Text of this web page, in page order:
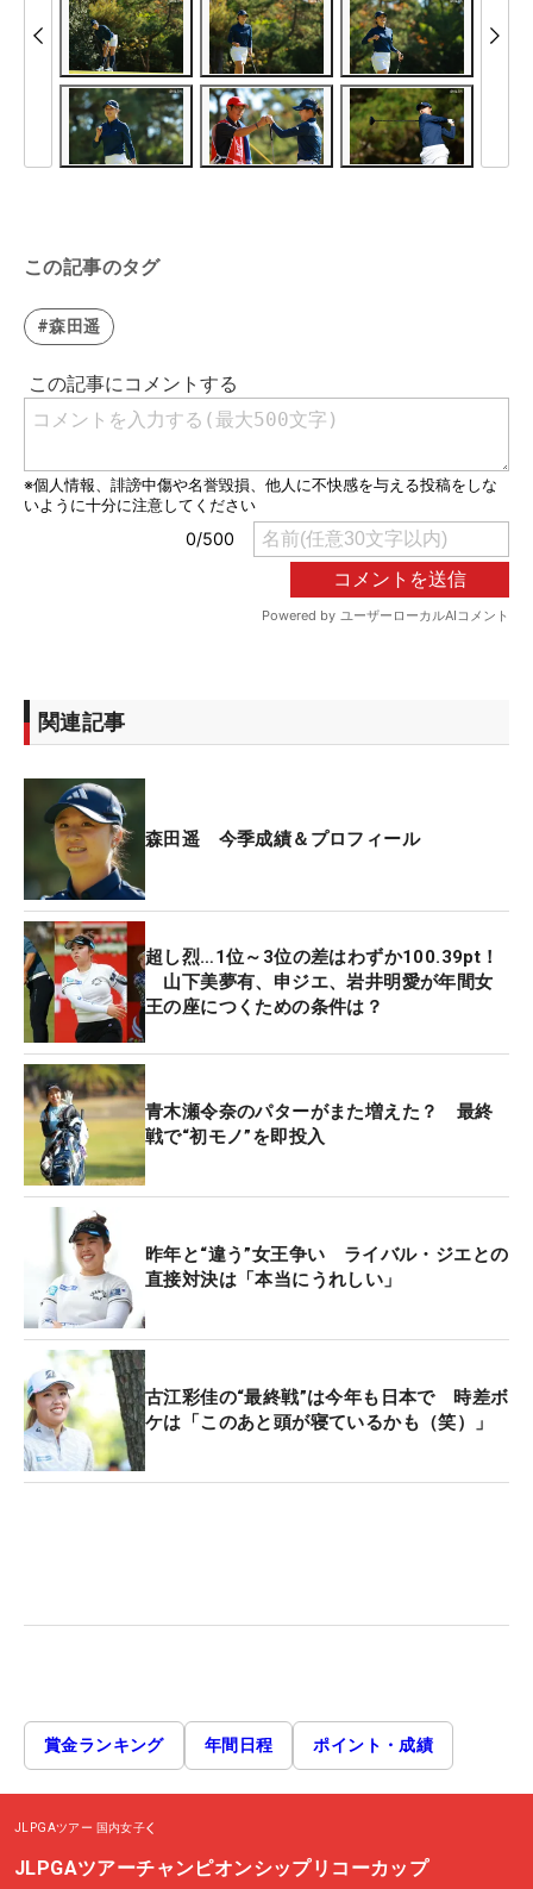
この記事のタグ
#森田遥
関連記事
森田遥 今季成績＆プロフィール
超し烈…1位～3位の差はわずか100.39pt！
山下美夢有、申ジエ、岩井明愛が年間女
王の座につくための条件は？
青木瀬令奈のパターがまた増えた？ 最終
戦で“初モノ”を即投入
昨年と“違う”女王争い ライバル・ジエとの
直接対決は「本当にうれしい」
古江彩佳の“最終戦”は今年も日本で 時差ボ
ケは「このあと頭が寝ているかも（笑）」
賞金ランキング 年間日程 ポイント・成績
JLPGAツアー 国内女子
JLPGAツアーチャンピオンシップリコーカップ